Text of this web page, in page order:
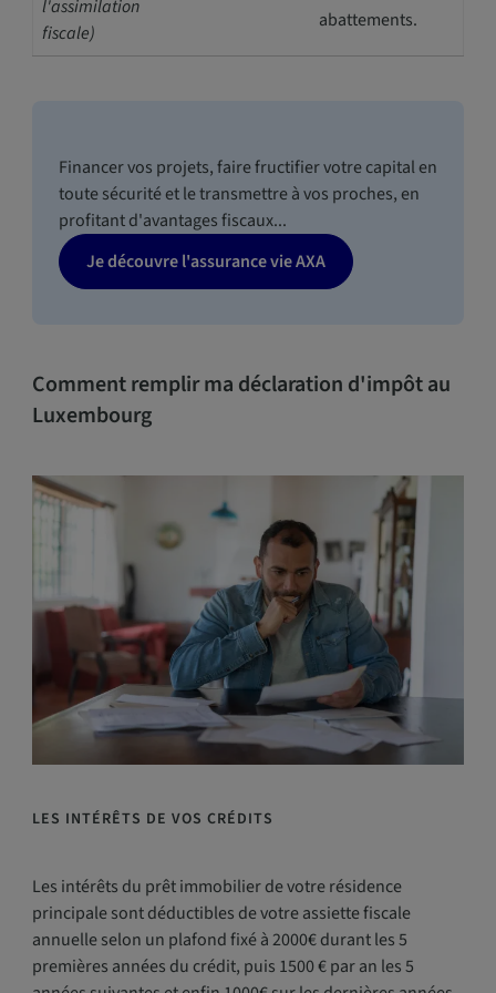
l'assimilation
fiscale)
abattements.
Financer vos projets, faire fructifier votre capital en
toute sécurité et le transmettre à vos proches, en
profitant d'avantages fiscaux...
Je découvre l'assurance vie AXA
Comment remplir ma déclaration d'impôt au
Luxembourg
LES INTÉRÊTS DE VOS CRÉDITS
Les intérêts du prêt immobilier de votre résidence
principale sont déductibles de votre assiette fiscale
annuelle selon un plafond fixé à 2000€ durant les 5
premières années du crédit, puis 1500 € par an les 5